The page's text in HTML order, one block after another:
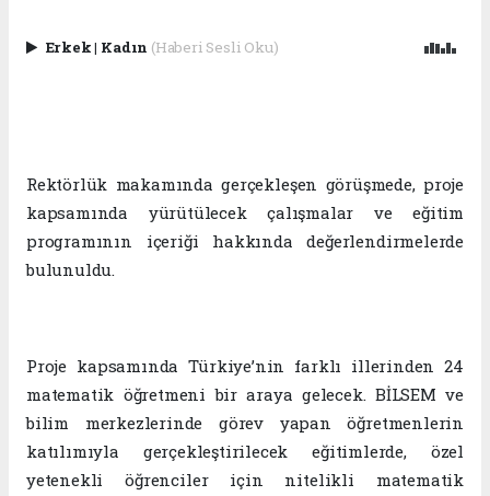
Erkek| Kadın (Haberi Sesli Oku)
Rektörlük makamında gerçekleşen görüşmede, proje
kapsamında yürütülecek çalışmalar ve eğitim
programının içeriği hakkında değerlendirmelerde
bulunuldu.
Proje kapsamında Türkiye’nin farklı illerinden 24
matematik öğretmeni bir araya gelecek. BİLSEM ve
bilim merkezlerinde görev yapan öğretmenlerin
katılımıyla gerçekleştirilecek eğitimlerde, özel
yetenekli öğrenciler için nitelikli matematik